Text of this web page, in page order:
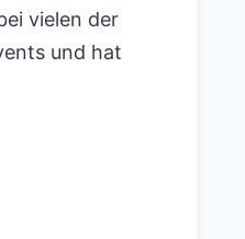
vielen der
und hat